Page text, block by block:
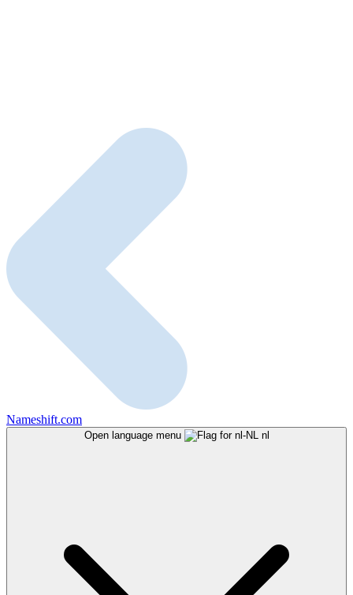
Nameshift.com
Open language menu nl